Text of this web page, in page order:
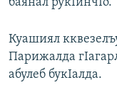
Куашиял
Парижалда
абулеб букIалда.